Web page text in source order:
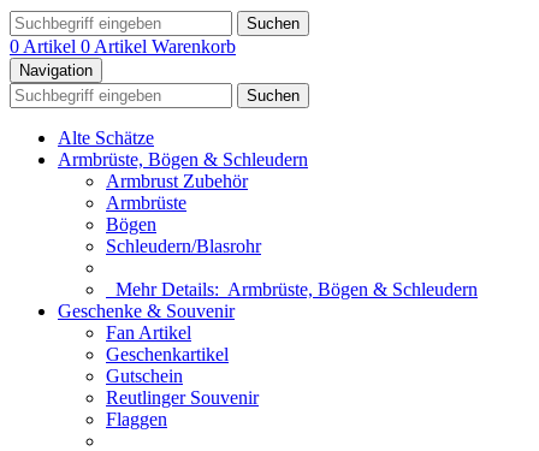
Suchen
0 Artikel 0 Artikel Warenkorb
Navigation
Suchen
Alte Schätze
Armbrüste, Bögen & Schleudern
Armbrust Zubehör
Armbrüste
Bögen
Schleudern/Blasrohr
Mehr Details: Armbrüste, Bögen & Schleudern
Geschenke & Souvenir
Fan Artikel
Geschenkartikel
Gutschein
Reutlinger Souvenir
Flaggen